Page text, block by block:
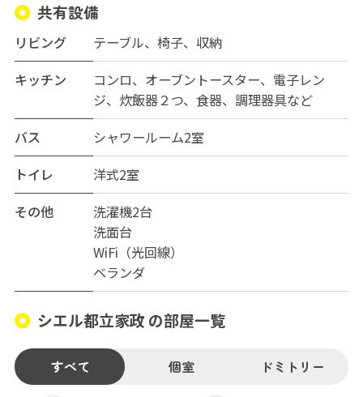
共有設備
リビング
テーブル、椅子、収納
キッチン
コンロ、オーブントースター、電子レン
ジ、炊飯器２つ、食器、調理器具など
バス
シャワールーム2室
トイレ
洋式2室
その他
洗濯機2台
洗面台
WiFi（光回線）
ベランダ
シエル都立家政 の部屋一覧
すべて 個室 ドミトリー